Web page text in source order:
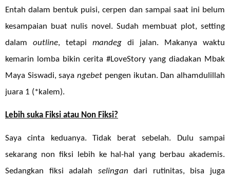
Entah dalam bentuk puisi, cerpen dan sampai saat ini belum
kesampaian buat nulis novel. Sudah membuat plot, setting
dalam outline, tetapi mandeg di jalan. Makanya waktu
kemarin lomba bikin cerita #LoveStory yang diadakan Mbak
Maya Siswadi, sayangebet pengen ikutan. Dan alhamdulillah
juara 1 (*kalem).
Lebih suka Fiksi atau Non Fiksi?
Saya cinta keduanya. Tidak berat sebelah. Dulu sampai
sekarang non fiksi lebih ke hal-hal yang berbau akademis.
Sedangkan fiksi adalah selingan dari rutinitas, bisa juga